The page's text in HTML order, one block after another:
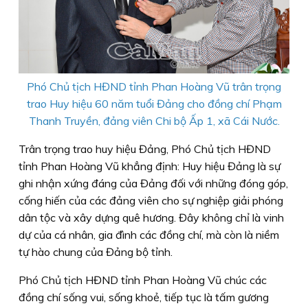
Phó Chủ tịch HĐND tỉnh Phan Hoàng Vũ trân trọng
trao Huy hiệu 60 năm tuổi Đảng cho đồng chí Phạm
Thanh Truyền, đảng viên Chi bộ Ấp 1, xã Cái Nước.
Trân trọng trao huy hiệu Đảng, Phó Chủ tịch HĐND
tỉnh Phan Hoàng Vũ khẳng định: Huy hiệu Đảng là sự
ghi nhận xứng đáng của Đảng đối với những đóng góp,
cống hiến của các đảng viên cho sự nghiệp giải phóng
dân tộc và xây dựng quê hương. Đây không chỉ là vinh
dự của cá nhân, gia đình các đồng chí, mà còn là niềm
tự hào chung của Đảng bộ tỉnh.
Phó Chủ tịch HĐND tỉnh Phan Hoàng Vũ chúc các
đồng chí sống vui, sống khoẻ, tiếp tục là tấm gương